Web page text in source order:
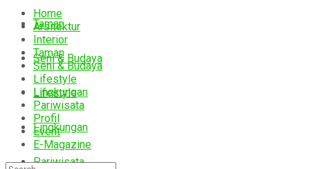
Taman
Seni & Budaya
Lifestyle
Lingkungan
Pariwisata
Home
Arsitektur
Interior
Taman
Seni & Budaya
Lifestyle
Lingkungan
Pariwisata
Profil
Event
E-Magazine